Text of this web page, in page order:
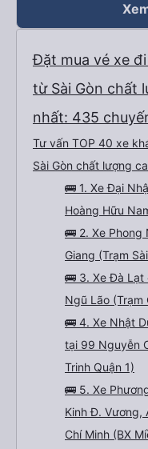
Đặt mua vé xe
từ Sài Gòn chất
nhất: 435
Tư vấn TOP 40 xe
Sài Gòn chất lượng
🚌 1. Xe Đại
Hoàng Hữu
🚌 2. Xe
Giang (Trạm
🚌 3. Xe Đà Lạt
Ngũ Lão (Trạm
🚌 4. Xe Nhật
tại 99 Nguyễn
Trinh Quận 1)
🚌 5. Xe
Kinh Đ. Vương,
Chí Minh (BX